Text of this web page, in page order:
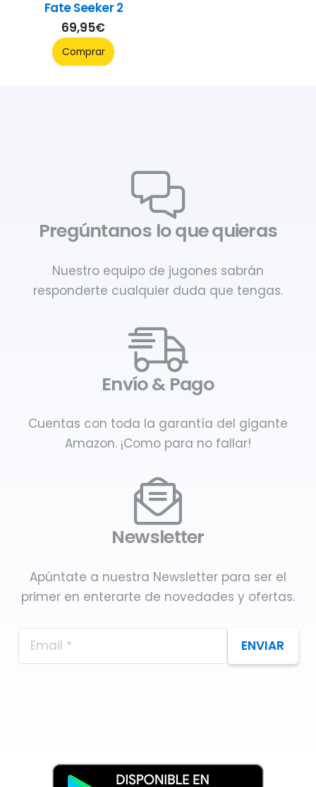
Fate Seeker 2
69,95€
Comprar
Pregúntanos lo que quieras
Nuestro equipo de jugones sabrán
responderte cualquier duda que tengas.
Envío & Pago
Cuentas con toda la garantía del gigante
Amazon. ¡Como para no fallar!
Newsletter
Apúntate a nuestra Newsletter para ser el
primer en enterarte de novedades y ofertas.
ENVIAR